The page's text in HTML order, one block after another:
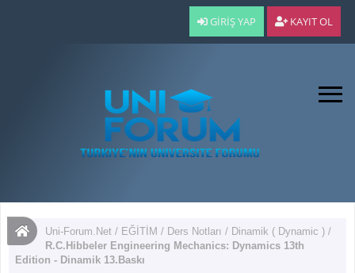
GIRIŞ YAP KAYIT OL
Uni-Forum.Net / EĞİTİM / Ders Notları / Dinamik ( Dynamic ) /
R.C.Hibbeler Engineering Mechanics: Dynamics 13th
Edition - Dinamik 13.Baskı